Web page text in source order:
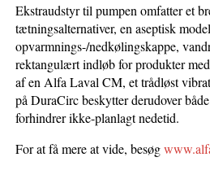
Ekstraudstyr til pumpen omfatter et
tætningsalternativer, en aseptisk
opvarmnings-/nedkølingskappe,
rektangulært indløb for produkter
af en Alfa Laval CM, et trådløst
på DuraCirc beskytter derudover
forhindrer ikke-planlagt nedetid.
For at få mere at vide, besøg